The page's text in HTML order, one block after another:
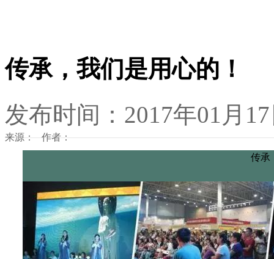
传承，我们是用心的！
发布时间：2017年01月
来源： 作者：
传承